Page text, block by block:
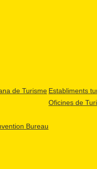
de Turisme
Bureau
Establiments
Oficines de